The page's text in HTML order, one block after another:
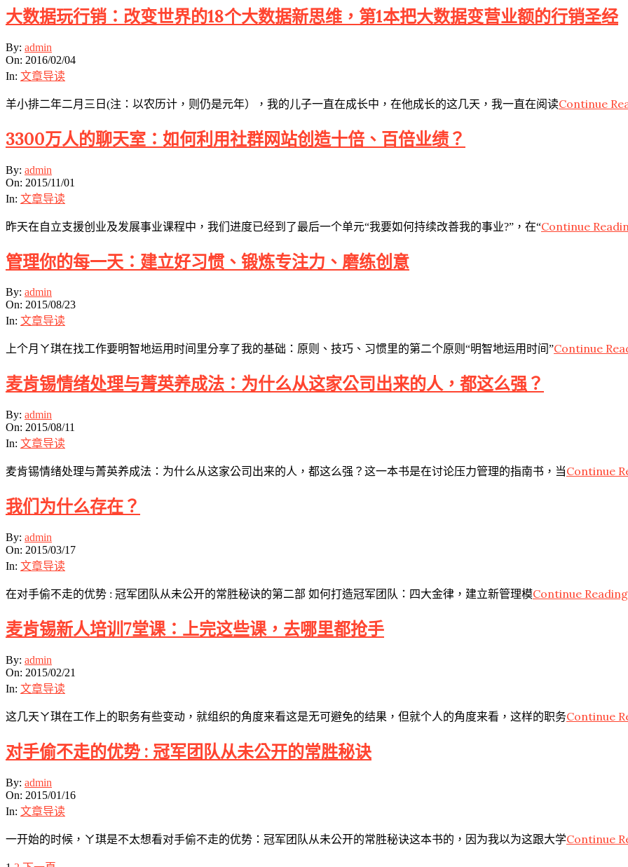
大数据玩行销：改变世界的18个大数据新思维，第1本把大数据变营业额的行销圣经
2016-
02-
04
By: admin
On: 2016/02/04
In: 文章导读
羊小排二年二月三日(注：以农历计，则仍是元年），我的儿子一直在成长中，在他成长的这几天，我一直在阅读Continue
3300万人的聊天室：如何利用社群网站创造十倍、百倍业绩？
2015-
11-
01
By: admin
On: 2015/11/01
In: 文章导读
昨天在自立支援创业及发展事业课程中，我们进度已经到了最后一个单元“我要如何持续改善我的事业?”，在“Continue
管理你的每一天：建立好习惯、锻炼专注力、磨练创意
2015-
08-
23
By: admin
On: 2015/08/23
In: 文章导读
上个月ㄚ琪在找工作要明智地运用时间里分享了我的基础：原则、技巧、习惯里的第二个原则“明智地运用时间”Continue
麦肯锡情绪处理与菁英养成法：为什么从这家公司出来的人，都这么强？
2015-
08-
11
By: admin
On: 2015/08/11
In: 文章导读
麦肯锡情绪处理与菁英养成法：为什么从这家公司出来的人，都这么强？这一本书是在讨论压力管理的指南书，当Continue
我们为什么存在？
2015-
03-
17
By: admin
On: 2015/03/17
In: 文章导读
在对手偷不走的优势 : 冠军团队从未公开的常胜秘诀的第二部 如何打造冠军团队：四大金律，建立新管理模Continue Reading
麦肯锡新人培训7堂课：上完这些课，去哪里都抢手
2015-
02-
21
By: admin
On: 2015/02/21
In: 文章导读
这几天ㄚ琪在工作上的职务有些变动，就组织的角度来看这是无可避免的结果，但就个人的角度来看，这样的职务Continue
对手偷不走的优势 : 冠军团队从未公开的常胜秘诀
2015-
01-
16
By: admin
On: 2015/01/16
In: 文章导读
一开始的时候，ㄚ琪是不太想看对手偷不走的优势：冠军团队从未公开的常胜秘诀这本书的，因为我以为这跟大学Continue